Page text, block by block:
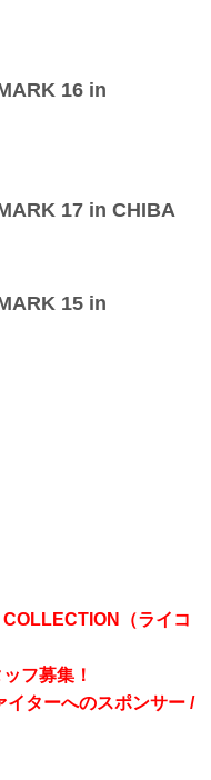
16 in
17 in CHIBA
15 in
（ライコ
フ募集！
ターへのスポンサー /